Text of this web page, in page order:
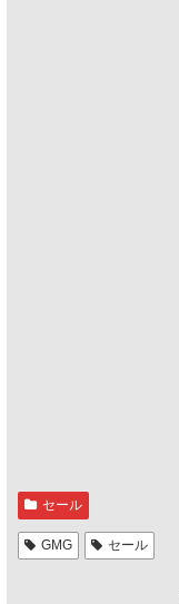
セール
GMG セール